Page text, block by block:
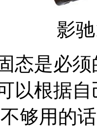
影
态是必
以根据
够用的